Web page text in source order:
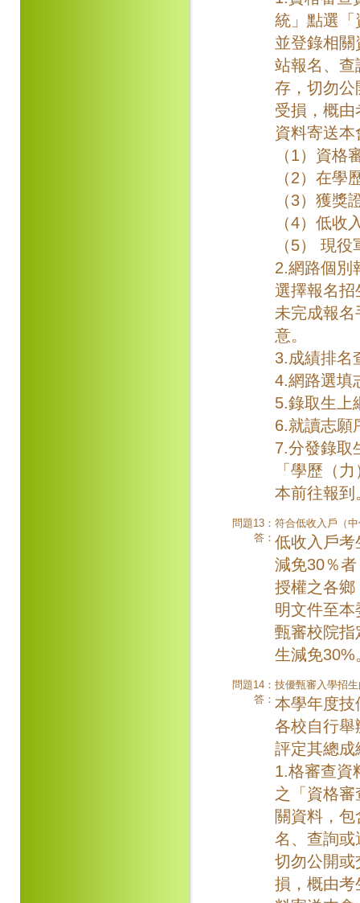
統」點選「
並登錄相
站報名、查
存，切勿公
受損，概
資料寄送本
（1）資格
（2）在學
（3）獲獎
（4）低收
（5） 現
2.網路個別
選擇報名招
未完成報
意。
3.成績排名
4.網路選填
5.錄取生上
6.就讀志願
7.分發錄取
「學歷（
本前往報到
問題13： 符合低收入戶（
答： 低收入戶考
減免30％
授權之各鄉
明文件至
甄審校院指
生減免30%
問題14： 技優甄審入學招
答： 本學年度技
各校自行舉
評定其總成
1.格審查資
之「資格
關資料，
名、查詢或
切勿公開或
損，概由考